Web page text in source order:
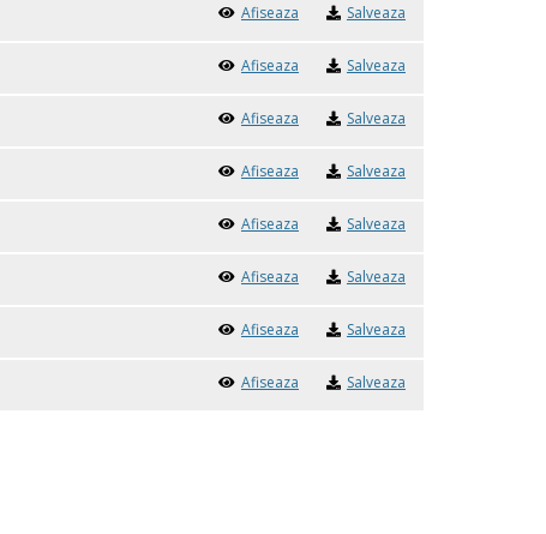
Afiseaza Salveaza
Afiseaza Salveaza
Afiseaza Salveaza
Afiseaza Salveaza
Afiseaza Salveaza
Afiseaza Salveaza
Afiseaza Salveaza
Afiseaza Salveaza